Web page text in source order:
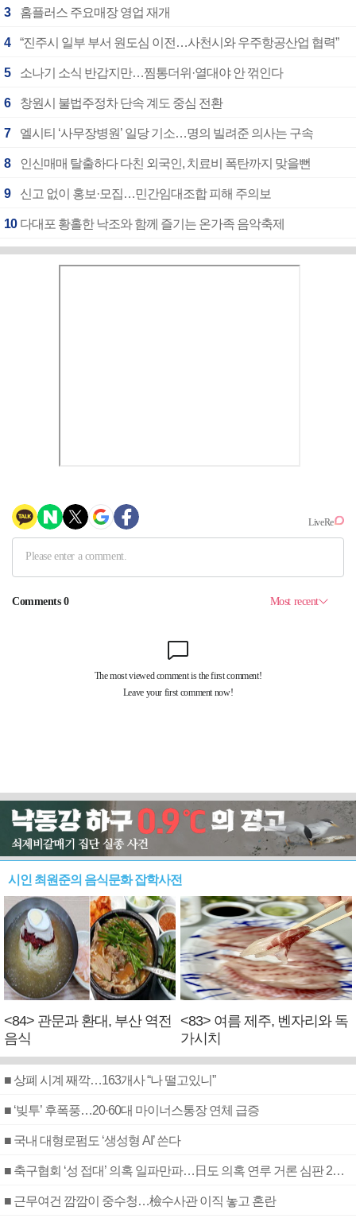
3 홈플러스 주요매장 영업 재개
4 “진주시 일부 부서 원도심 이전…사천시와 우주항공산업 협력”
5 소나기 소식 반갑지만…찜통더위·열대야 안 꺾인다
6 창원시 불법주정차 단속 계도 중심 전환
7 엘시티 ‘사무장병원’ 일당 기소…명의 빌려준 의사는 구속
8 인신매매 탈출하다 다친 외국인, 치료비 폭탄까지 맞을뻔
9 신고 없이 홍보·모집…민간임대조합 피해 주의보
10 다대포 황홀한 낙조와 함께 즐기는 온가족 음악축제
시인 최원준의 음식문화 잡학사전
<84> 관문과 환대, 부산 역전
음식
<83> 여름 제주, 벤자리와 독
가시치
■ 상폐 시계 째깍…163개사 “나 떨고있니”
■ ‘빚투’ 후폭풍…20·60대 마이너스통장 연체 급증
■ 국내 대형로펌도 ‘생성형 AI’ 쓴다
■ 축구협회 ‘성 접대’ 의혹 일파만파…日도 의혹 연루 거론 심판 2명 조사
■ 근무여건 깜깜이 중수청…檢수사관 이직 놓고 혼란